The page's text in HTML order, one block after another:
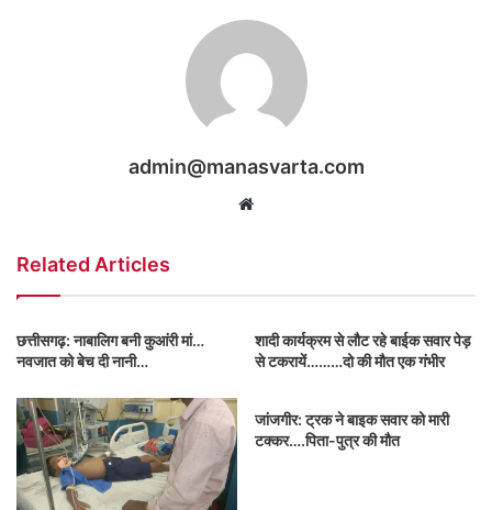
admin@manasvarta.com
Website
Related Articles
छत्तीसगढ़: नाबालिग बनी कुआंरी मां…
नवजात को बेच दी नानी…
शादी कार्यक्रम से लौट रहे बाईक सवार पेड़
से टकरायें………दो की मौत एक गंभीर
​​​​​​​जांजगीर: ट्रक ने बाइक सवार को मारी
टक्कर….पिता-पुत्र की मौत